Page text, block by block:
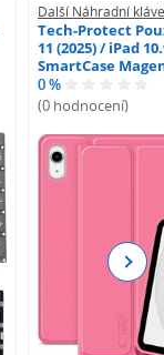
Další Náhradní
Tech-Protect
11 (2025) / iPad
SmartCase
0 %
(0 hodnocení)
Next